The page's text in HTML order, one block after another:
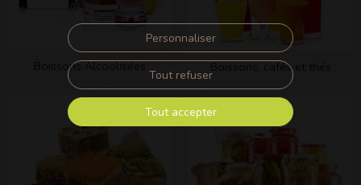
Boissons Alcoolisées Boissons, cafés et thés
Personnaliser
Tout refuser
Tout accepter